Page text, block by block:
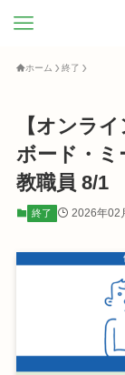
ホーム 終了
【オンラ
ボード・
教職員 8/1
終了 2026年02